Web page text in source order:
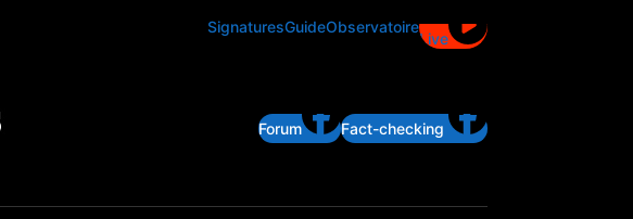
SignaturesGuideObservatoire
Live
Forum Fact-checking